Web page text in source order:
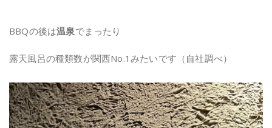
BBQの後は温泉でまったり
露天風呂の種類数が関西No.1みたいです（自社調べ）